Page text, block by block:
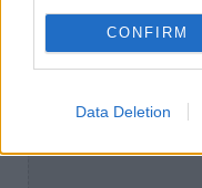
CONFIRM
Data Deletion